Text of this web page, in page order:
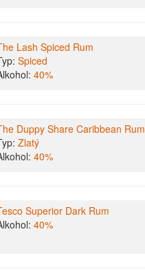
Lash Spiced Rum
Spiced
40%
Duppy Share Caribbean Rum
Zlatý
40%
Superior Dark Rum
40%